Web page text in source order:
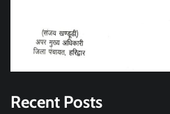
Recent Posts